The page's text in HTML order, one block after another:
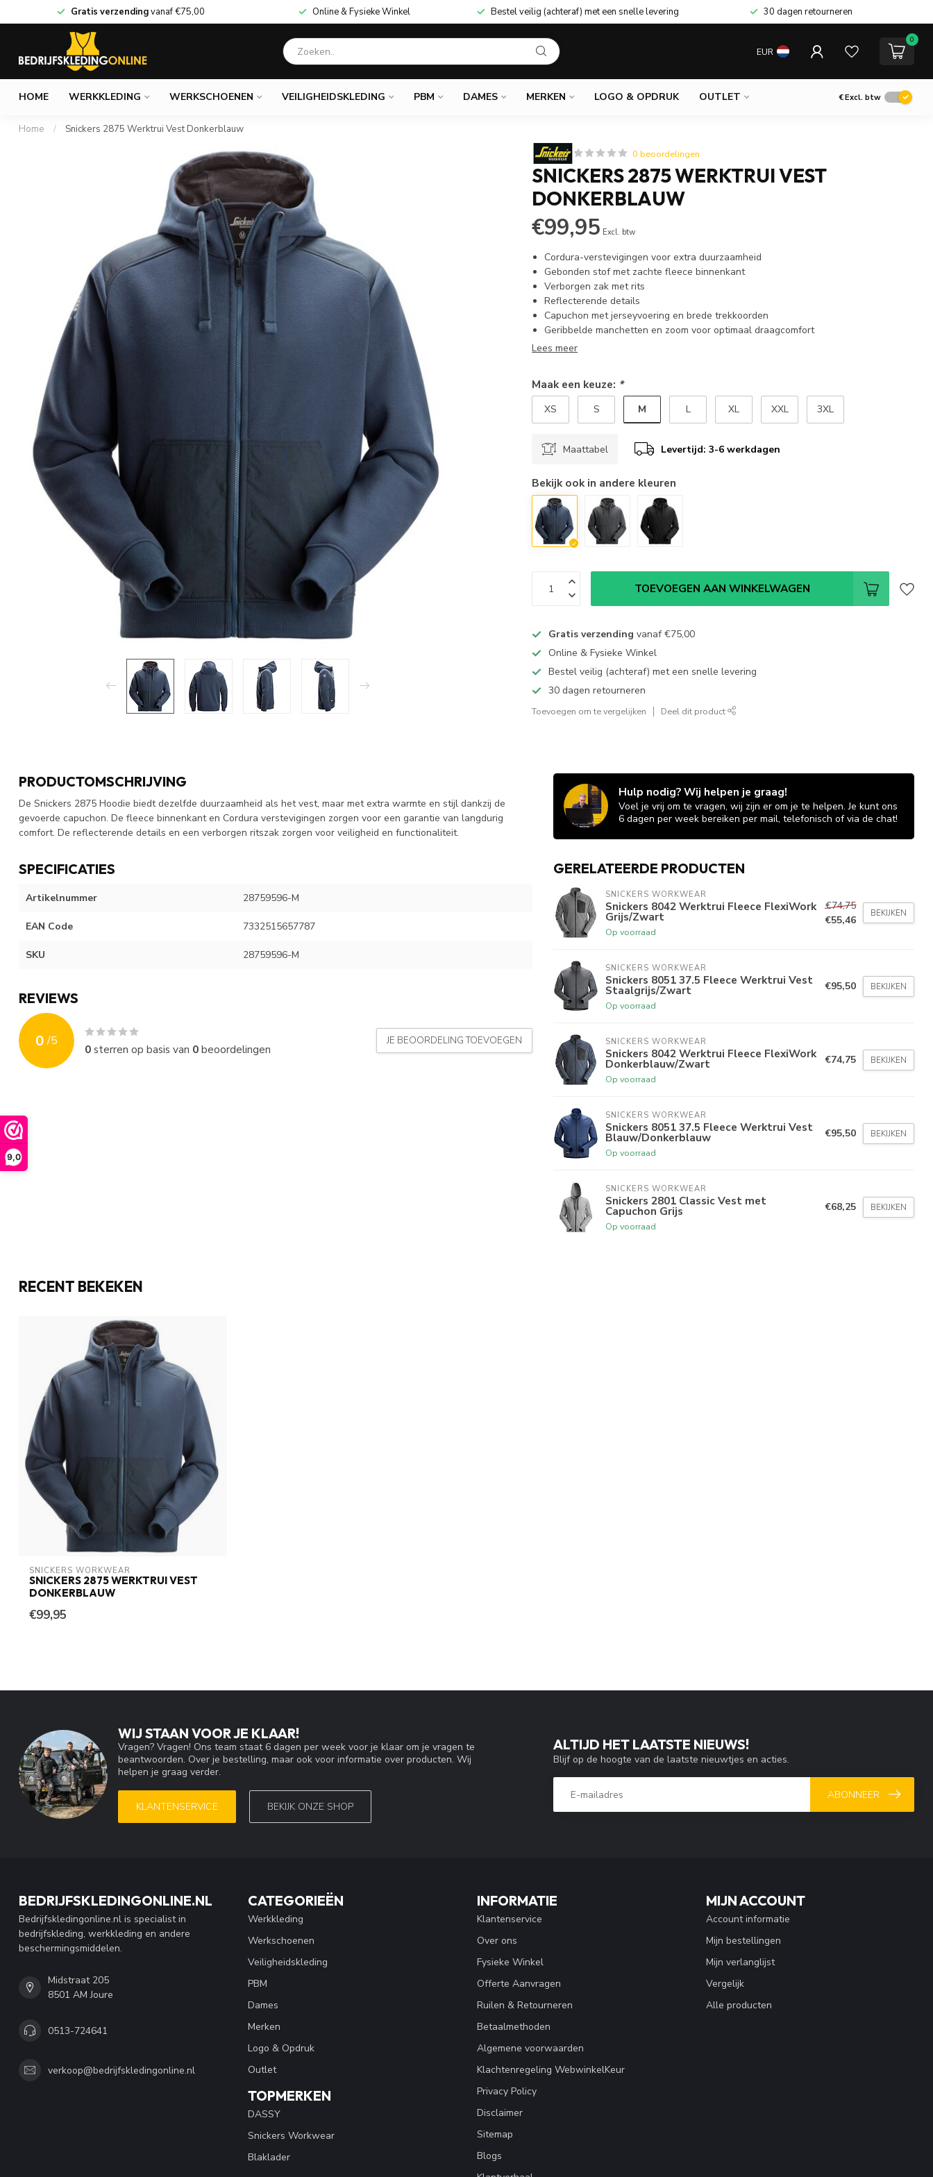
9,0
Gratis verzendingvanaf€75,00 Online & Fysieke Winkel Bestel veilig (achteraf) met een snelle levering 30 dagen retourneren
EUR
0
HOME WERKKLEDING WERKSCHOENEN VEILIGHEIDSKLEDING PBM DAMES MERKEN LOGO & OPDRUK OUTLET €Excl. btw
Home / Snickers 2875 Werktrui Vest Donkerblauw
0 beoordelingen
SNICKERS 2875 WERKTRUI VEST
DONKERBLAUW
€99,95 Excl. btw
Cordura-verstevigingen voor extra duurzaamheid
Gebonden stof met zachte fleece binnenkant
Verborgen zak met rits
Reflecterende details
Capuchon met jerseyvoering en brede trekkoorden
Geribbelde manchetten en zoom voor optimaal draagcomfort
Lees meer
Maak een keuze: *
XS S M L XL XXL 3XL
Maattabel Levertijd: 3-6 werkdagen
Bekijk ook in andere kleuren
TOEVOEGEN AAN WINKELWAGEN
Gratis verzending vanaf€75,00
Online & Fysieke Winkel
Bestel veilig (achteraf) met een snelle levering
30 dagen retourneren
Toevoegen om te vergelijken Deel dit product
PRODUCTOMSCHRIJVING
De Snickers 2875 Hoodie biedt dezelfde duurzaamheid als het vest, maar met extra warmte en stijl dankzij de
gevoerde capuchon. De fleece binnenkant en Cordura verstevigingen zorgen voor een garantie van langdurig
comfort. De reflecterende details en een verborgen ritszak zorgen voor veiligheid en functionaliteit.
SPECIFICATIES
Artikelnummer 28759596-M
EAN Code 7332515657787
SKU 28759596-M
REVIEWS
0 /5
0sterren op basis van 0beoordelingen
JE BEOORDELING TOEVOEGEN
Hulp nodig? Wij helpen je graag!
Voel je vrij om te vragen, wij zijn er om je te helpen. Je kunt ons
6 dagen per week bereiken per mail, telefonisch of via de chat!
GERELATEERDE PRODUCTEN
SNICKERS WORKWEAR
Snickers 8042 Werktrui Fleece FlexiWork
Grijs/Zwart
Op voorraad
€74,75
€55,46
BEKIJKEN
SNICKERS WORKWEAR
Snickers 8051 37.5 Fleece Werktrui Vest
Staalgrijs/Zwart
Op voorraad
€95,50 BEKIJKEN
SNICKERS WORKWEAR
Snickers 8042 Werktrui Fleece FlexiWork
Donkerblauw/Zwart
Op voorraad
€74,75 BEKIJKEN
SNICKERS WORKWEAR
Snickers 8051 37.5 Fleece Werktrui Vest
Blauw/Donkerblauw
Op voorraad
€95,50 BEKIJKEN
SNICKERS WORKWEAR
Snickers 2801 Classic Vest met
Capuchon Grijs
Op voorraad
€68,25 BEKIJKEN
RECENT BEKEKEN
SNICKERS WORKWEAR
SNICKERS 2875 WERKTRUI VEST
DONKERBLAUW
€99,95
WIJ STAAN VOOR JE KLAAR!
Vragen? Vragen! Ons team staat 6 dagen per week voor je klaar om je vragen te
beantwoorden. Over je bestelling, maar ook voor informatie over producten. Wij
helpen je graag verder.
KLANTENSERVICE BEKIJK ONZE SHOP
ALTIJD HET LAATSTE NIEUWS!
Blijf op de hoogte van de laatste nieuwtjes en acties.
ABONNEER
BEDRIJFSKLEDINGONLINE.NL
Bedrijfskledingonline.nl is specialist in
bedrijfskleding, werkkleding en andere
beschermingsmiddelen.
Midstraat 205
8501 AM Joure
0513-724641
verkoop@bedrijfskledingonline.nl
CATEGORIEËN
Werkkleding
Werkschoenen
Veiligheidskleding
PBM
Dames
Merken
Logo & Opdruk
Outlet
TOPMERKEN
DASSY
Snickers Workwear
Blaklader
INFORMATIE
Klantenservice
Over ons
Fysieke Winkel
Offerte Aanvragen
Ruilen & Retourneren
Betaalmethoden
Algemene voorwaarden
Klachtenregeling WebwinkelKeur
Privacy Policy
Disclaimer
Sitemap
Blogs
MIJN ACCOUNT
Account informatie
Mijn bestellingen
Mijn verlanglijst
Vergelijk
Alle producten